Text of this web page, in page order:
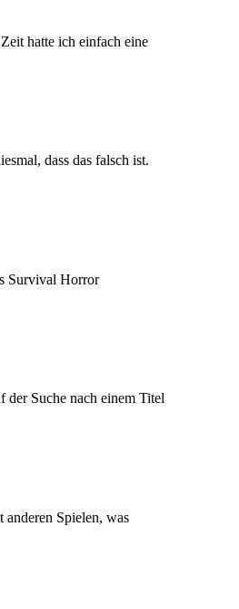
hatte ich einfach eine
dass das falsch ist.
Survival Horror
Suche nach einem Titel
Spielen, was